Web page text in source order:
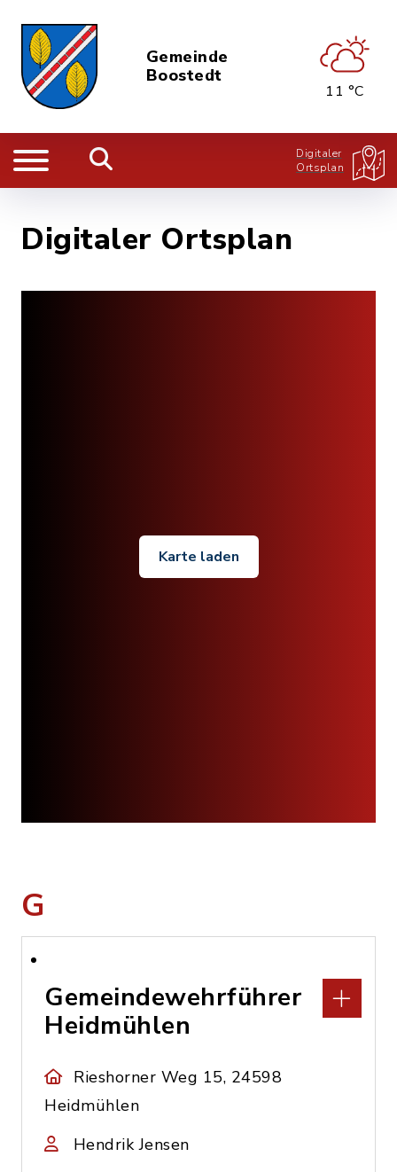
Gemeinde
Boostedt
11 °C
Digitaler
Ortsplan
Digitaler Ortsplan
Karte laden
G
Gemeindewehrführer
Heidmühlen
Rieshorner Weg 15, 24598
Heidmühlen
Hendrik Jensen